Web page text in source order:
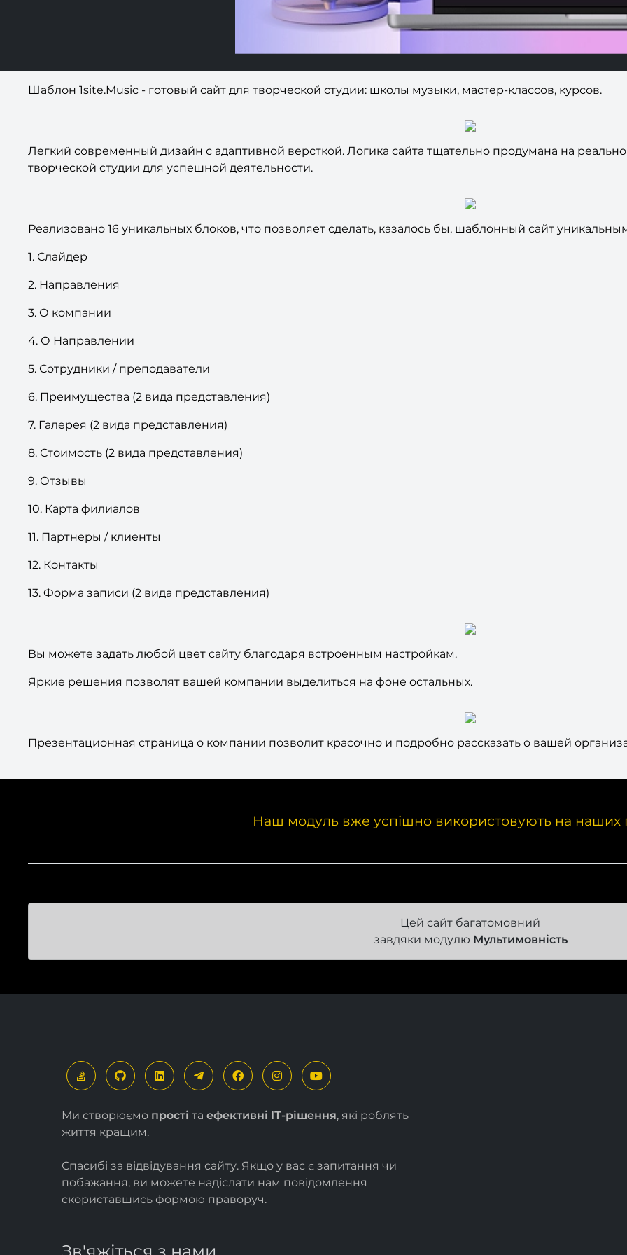
Шаблон 1site.Music - готовый сайт для творческой студии: школы музыки, мастер-классов, курсов.
Легкий современный дизайн с адаптивной версткой. Логика сайта тщательно продумана на
творческой студии для успешной деятельности.
Реализовано 16 уникальных блоков, что позволяет сделать, казалось бы, шаблонный сайт
1. Слайдер
2. Направления
3. О компании
4. О Направлении
5. Сотрудники / преподаватели
6. Преимущества (2 вида представления)
7. Галерея (2 вида представления)
8. Стоимость (2 вида представления)
9. Отзывы
10. Карта филиалов
11. Партнеры / клиенты
12. Контакты
13. Форма записи (2 вида представления)
Вы можете задать любой цвет сайту благодаря встроенным настройкам.
Яркие решения позволят вашей компании выделиться на фоне остальных.
Презентационная страница о компании позволит красочно и подробно рассказать о вашей
Наш модуль вже успішно використовують на наших
Цей сайт багатомовний
завдяки модулю Мультимовність
Ми створюємо прості та ефективні ІТ-рішення, які роблять
життя кращим.
Спасибі за відвідування сайту. Якщо у вас є запитання чи
побажання, ви можете надіслати нам повідомлення
скориставшись формою праворуч.
Зв'яжіться з нами